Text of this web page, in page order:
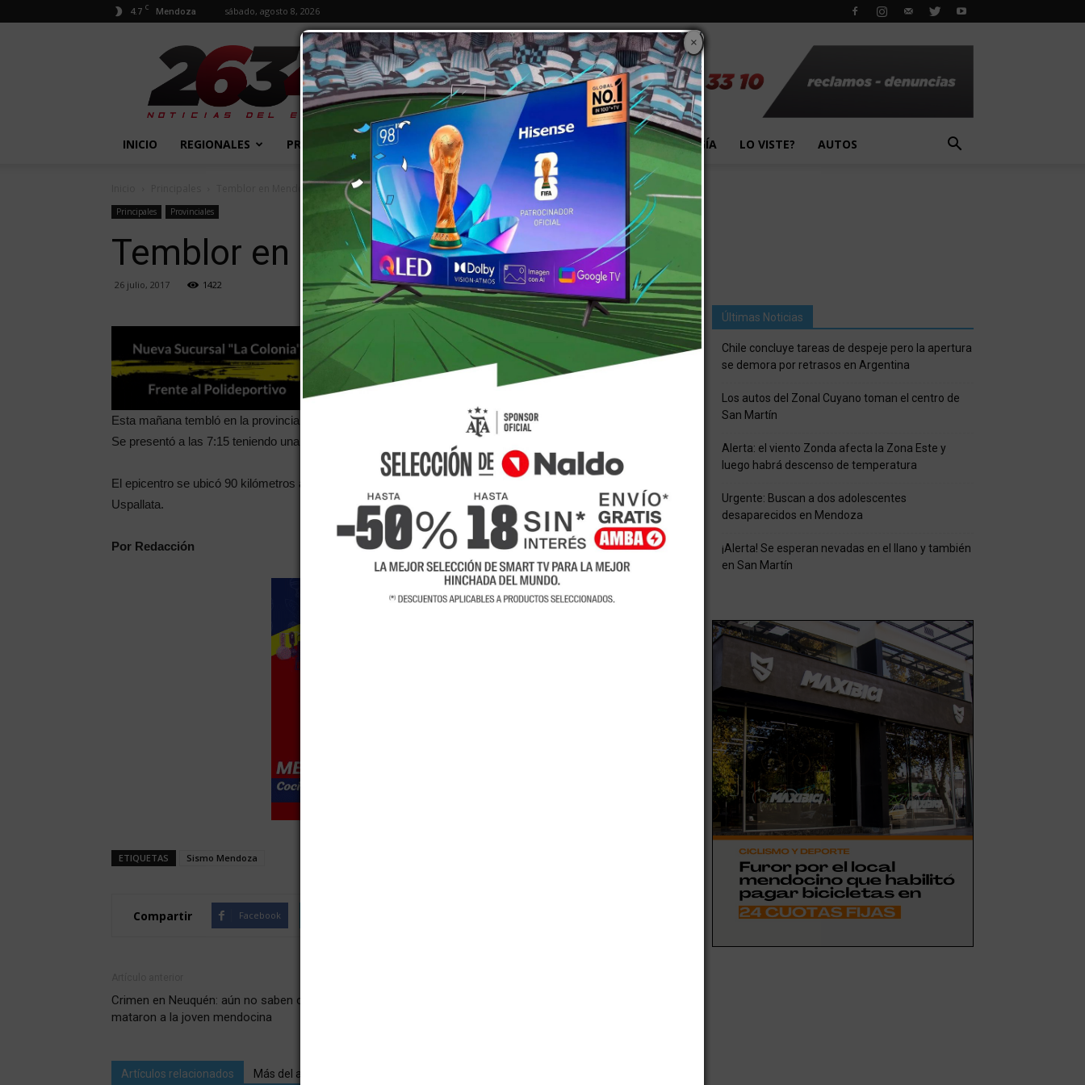
4.7 C Mendoza sábado, agosto 8, 2026
2634
Diario
INICIO REGIONALES PROVINCIALES EXTRA! MUNDO PAÍS EVENTOS TECNOLOGÍA LO VISTE? AUTOS
Temblor en Mendoza
Principales Provinciales
Temblor en Mendoza
26 julio, 2017 1422
Esta mañana tembló en la provincia, el sismo tuvo una magnitud de 3,2° grados en la escala de Ritcher.
Se presentó a las 7:15 teniendo una profundidad de 116 kilómetros.
El epicentro se ubicó 90 kilómetros al noroeste de la capital de Mendoza y 43 kilómetros al norte de
Uspallata.
Por Redacción
×
ETIQUETAS Sismo Mendoza
Compartir Facebook
Crimen en Neuquén: aún no saben como
mataron a la joven mendocina
Artículos relacionados Más del autor
Últimas Noticias
Chile concluye tareas de despeje pero la apertura
se demora por retrasos en Argentina
Los autos del Zonal Cuyano toman el centro de
San Martín
Alerta: el viento Zonda afecta la Zona Este y
luego habrá descenso de temperatura
Urgente: Buscan a dos adolescentes
desaparecidos en Mendoza
¡Alerta! Se esperan nevadas en el llano y también
en San Martín